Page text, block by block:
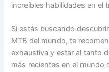
increíbles habilidades en el
Si estás buscando
MTB del mundo, te
exhaustiva y estar al tanto
más recientes en el mundo